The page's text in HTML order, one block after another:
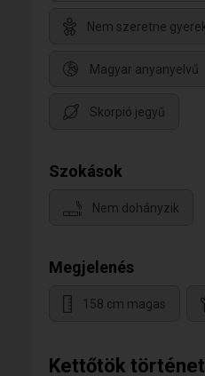
Kettőtök
Nem szeretne
Magyar anyanyelvű
Skorpió jegyű
Szokások
Nem dohányzik
Megjelenés
158 cm magas